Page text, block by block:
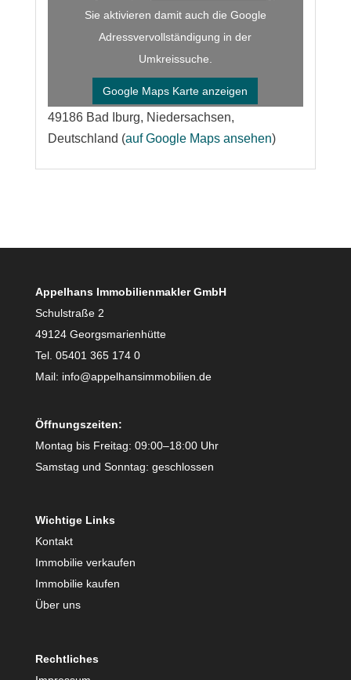
Sie aktivieren damit auch die Google
Adressvervollständigung in der
Umkreissuche.
Google Maps Karte anzeigen
49186 Bad Iburg, Niedersachsen,
Deutschland (auf Google Maps ansehen)
Appelhans Immobilienmakler GmbH
Schulstraße 2
49124 Georgsmarienhütte
Tel. 05401 365 174 0
Mail: info@appelhansimmobilien.de
Öffnungszeiten:
Montag bis Freitag: 09:00–18:00 Uhr
Samstag und Sonntag: geschlossen
Wichtige Links
Kontakt
Immobilie verkaufen
Immobilie kaufen
Über uns
Rechtliches